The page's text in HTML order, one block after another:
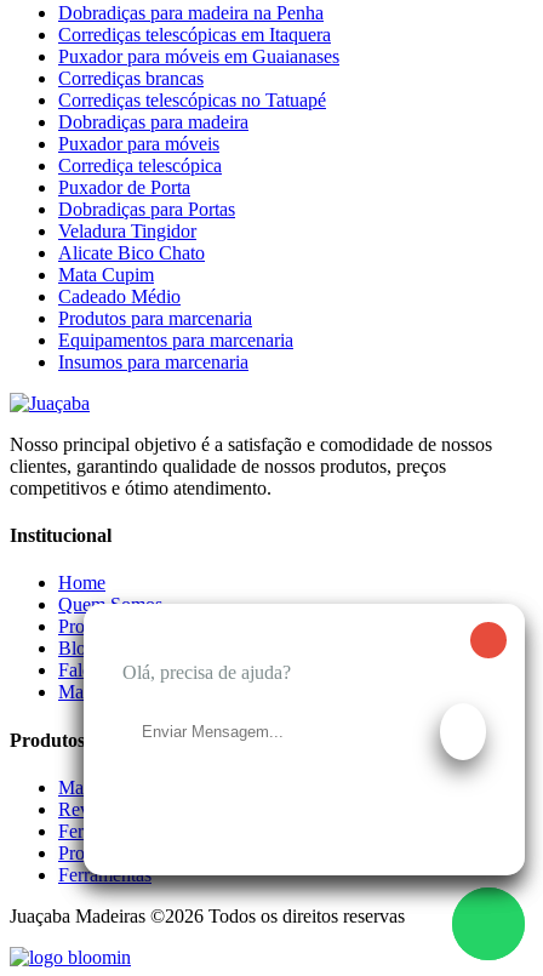
Dobradiças para madeira na Penha
Corrediças telescópicas em Itaquera
Puxador para móveis em Guaianases
Corrediças brancas
Corrediças telescópicas no Tatuapé
Dobradiças para madeira
Puxador para móveis
Corrediça telescópica
Puxador de Porta
Dobradiças para Portas
Veladura Tingidor
Alicate Bico Chato
Mata Cupim
Cadeado Médio
Produtos para marcenaria
Equipamentos para marcenaria
Insumos para marcenaria
Nosso principal objetivo é a satisfação e comodidade de nossos
clientes, garantindo qualidade de nossos produtos, preços
competitivos e ótimo atendimento.
Institucional
Home
Quem Somos
Produtos
Blog
Fale Conosco
Mapa do site
Produtos
Madeiras
Revestimentos de Madeira
Ferragens
Produtos Químicos
Ferramentas
Juaçaba Madeiras ©2026 Todos os direitos reservas
Olá, precisa de ajuda?
Olá, precisa de ajuda?